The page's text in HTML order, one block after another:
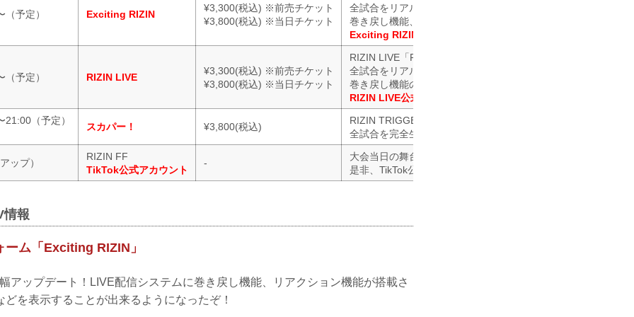
予定） Exciting RIZIN
¥3,300(税込) ※前売チケット
¥3,800(税込) ※当日チケット
全試合をリアルタイム生配信！
巻き戻し機能、リアクション機能が搭載！
Exciting RIZIN 公式お問い合わせフォーム
予定） RIZIN LIVE
¥3,300(税込) ※前売チケット
¥3,800(税込) ※当日チケット
RIZIN LIVE「RIZIN TRIGGER 1st」
全試合をリアルタイム生配信！
巻き戻し機能の追加！
RIZIN LIVE公式Twitter
21:00（予定）
スカパー！ ¥3,800(税込)
RIZIN TRIGGER 1st
全試合を完全生中継でお届け！高画質&大画面で見るならスカ
ップ）
RIZIN FF
TikTok公式アカウント
-
大会当日の舞台裏の様子を随時アップ！
是非、TikTok公式アカウントをフォローしよう！
情報
ーム「Exciting RIZIN」
アップデート！LIVE配信システムに巻き戻し機能、リアクション機能が搭載さ
を表示することが出来るようになったぞ！